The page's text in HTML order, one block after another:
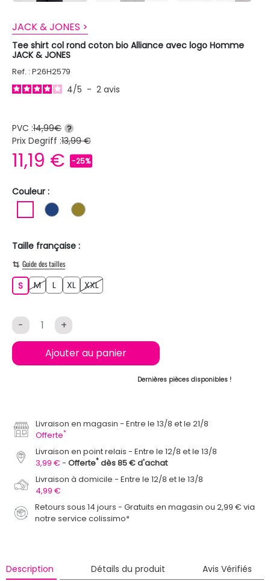
JACK & JONES >
Tee shirt col rond coton bio Alliance avec logo Homme
JACK & JONES
Ref. : P26H2579
4/5 - 2 avis
PVC :14,99€ ?
Prix Degriff :13,99 €
11,19 € -25%
Couleur :
BLANCBLEU FONCE
KAKI
Taille française :
Guide des tailles
SS MM L XL XXLXXL
- +
Ajouter au panier
Dernières pièces disponibles !
Livraison en magasin
Entre le 13/8 et le 21/8
Offerte*
Livraison en point relais
Entre le 12/8 et le 13/8
3,99 €
Offerte* dès 85 € d'achat
Livraison à domicile
Entre le 12/8 et le 13/8
4,99 €
Retours sous 14 jours - Gratuits en magasin ou 2,99 € via
notre service colissimo*
Description Détails du produit Avis Vérifiés